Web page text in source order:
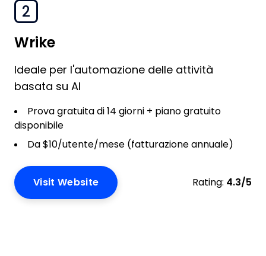
2
Wrike
Ideale per l'automazione delle attività
basata su AI
Prova gratuita di 14 giorni + piano gratuito
disponibile
Da $10/utente/mese (fatturazione annuale)
Visit Website Rating: 4.3/5